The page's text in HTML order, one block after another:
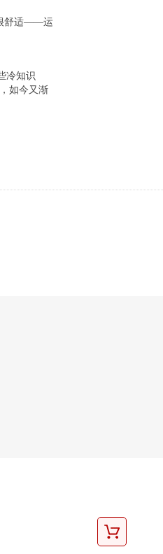
舒适——运
冷知识
如今又渐